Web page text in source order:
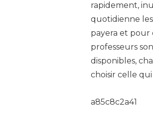
rapidement,
quotidienne
payera et pour
professeurs
disponibles,
choisir celle
a85c8c2a41